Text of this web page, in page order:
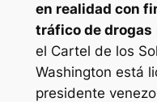
en realidad con
tráfico de drogas
el Cartel de los
Washington está
presidente